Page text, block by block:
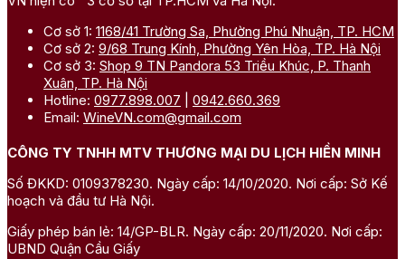
Cơ sở 1: 1168/41 Trường Sa, Phường Phú Nhuận, TP. HCM
Cơ sở 2: 9/68 Trung Kính, Phường Yên Hòa, TP. Hà Nội
Cơ sở 3: Shop 9 TN Pandora 53 Triều Khúc, P. Thanh
Xuân, TP. Hà Nội
Hotline: 0977.898.007
0942.660.369
Email: WineVN.com@gmail.com
CÔNG TY TNHH MTV THƯƠNG MẠI DU LỊCH HIỀN MINH
Số ĐKKD: 0109378230. Ngày cấp: 14/10/2020. Nơi cấp: Sở Kế
hoạch và đầu tư Hà Nội.
Giấy phép bán lẻ: 14/GP-BLR. Ngày cấp: 20/11/2020. Nơi cấp:
UBND Quận Cầu Giấy